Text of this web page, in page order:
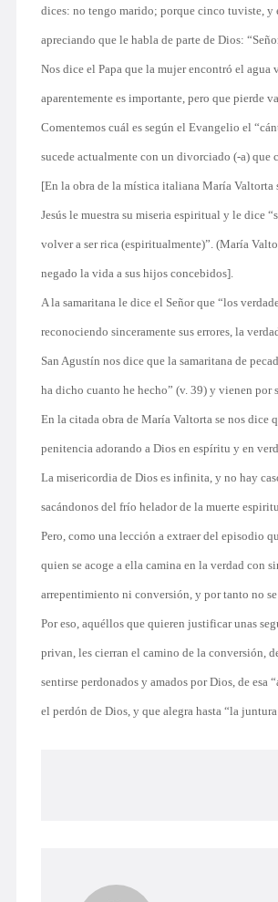
dices: no tengo marido; porque cinco tuviste, y
apreciando que le habla de parte de Dios:
Nos dice el Papa que la mujer encontró el
aparentemente es importante, pero que pierde
Comentemos cuál es según el Evangelio el
sucede actualmente con un divorciado (-a) que
[En la obra de la mística italiana María Valtorta
Jesús le muestra su miseria espiritual y le dice
volver a ser rica (espiritualmente)”. (María
negado la vida a sus hijos concebidos].
A la samaritana le dice el Señor que “los
reconociendo sinceramente sus errores, la
San Agustín nos dice que la samaritana de
ha dicho cuanto he hecho” (v. 39) y vienen por
En la citada obra de María Valtorta se nos dice
penitencia adorando a Dios en espíritu y en
La misericordia de Dios es infinita, y no hay
sacándonos del frío helador de la muerte
Pero, como una lección a extraer del episodio
quien se acoge a ella camina en la verdad con
arrepentimiento ni conversión, y por tanto no
Por eso, aquéllos que quieren justificar unas
privan, les cierran el camino de la conversión,
sentirse perdonados y amados por Dios, de esa
el perdón de Dios, y que alegra hasta “la